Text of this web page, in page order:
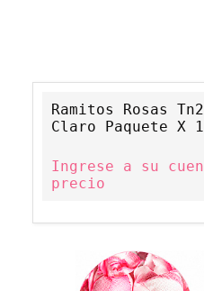
Ramitos Rosas
Claro Paquete X
Ingrese a su
precio